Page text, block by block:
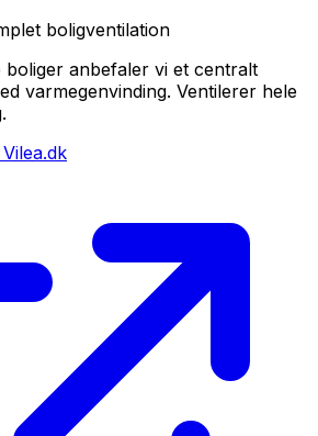
boligventilation
anbefaler vi et centralt
varmegenvinding. Ventilerer hele